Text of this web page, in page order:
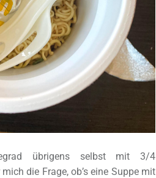
übrigens selbst mit 3/4
die Frage, ob’s eine Suppe mit